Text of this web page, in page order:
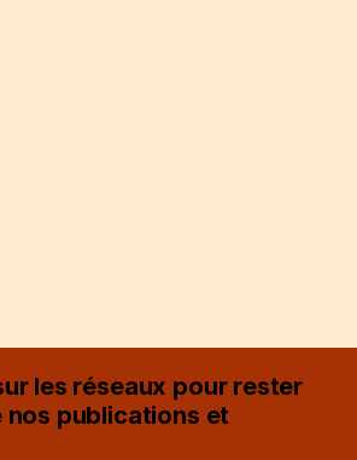
les réseaux pour rester
nos publications et